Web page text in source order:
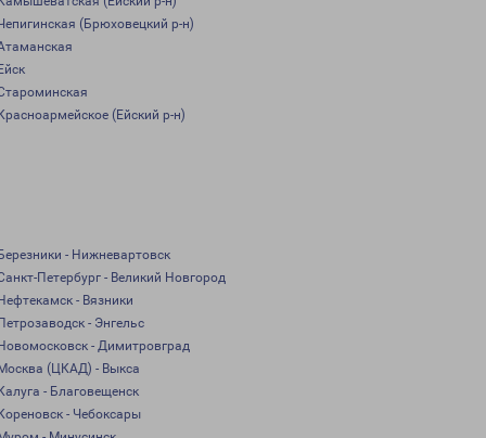
(Брюховецкий р-н)
(Ейский р-н)
- Нижневартовск
Петербург - Великий Новгород
- Вязники
- Энгельс
- Димитровград
(ЦКАД) - Выкса
- Благовещенск
- Чебоксары